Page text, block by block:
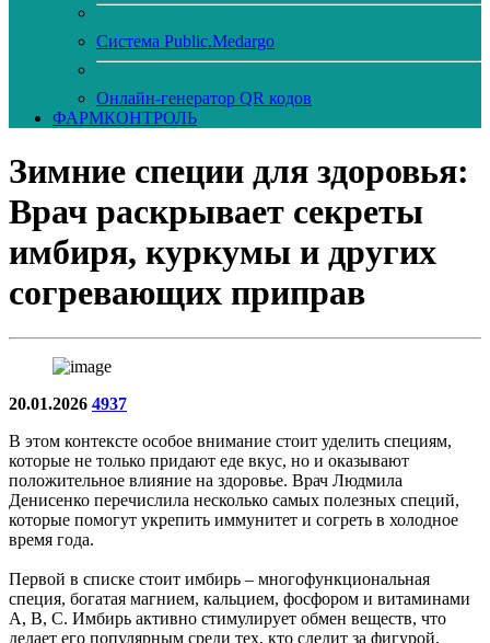
Система Public.Medargo
Онлайн-генератор QR кодов
ФАРМКОНТРОЛЬ
Зимние специи для здоровья:
Врач раскрывает секреты
имбиря, куркумы и других
согревающих приправ
20.01.2026 4937
В этом контексте особое внимание стоит уделить специям,
которые не только придают еде вкус, но и оказывают
положительное влияние на здоровье. Врач Людмила
Денисенко перечислила несколько самых полезных специй,
которые помогут укрепить иммунитет и согреть в холодное
время года.
Первой в списке стоит имбирь – многофункциональная
специя, богатая магнием, кальцием, фосфором и витаминами
A, B, C. Имбирь активно стимулирует обмен веществ, что
делает его популярным среди тех, кто следит за фигурой.